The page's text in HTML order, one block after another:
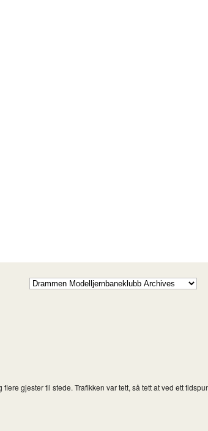
gjester til stede. Trafikken var tett, så tett at ved ett